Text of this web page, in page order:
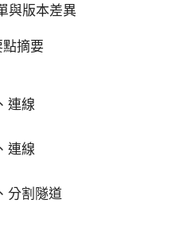
與版本差異
摘要
連線
連線
分割隧道